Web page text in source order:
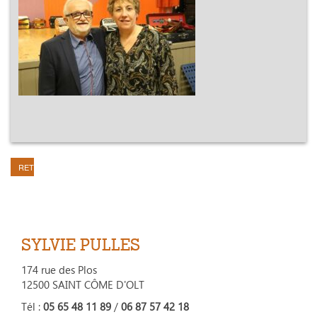
RETOUR
SYLVIE PULLES
174 rue des Plos
12500 SAINT CÔME D'OLT
Tél : 05 65 48 11 89 / 06 87 57 42 18